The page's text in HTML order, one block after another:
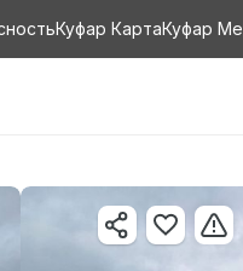
Куфар КартаКуфар